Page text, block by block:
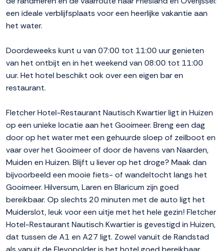
een ideale verblijfsplaats voor een heerlijke vakantie aan
het water.
Doordeweeks kunt u van 07:00 tot 11:00 uur genieten
van het ontbijt en in het weekend van 08:00 tot 11:00
uur. Het hotel beschikt ook over een eigen bar en
restaurant.
Fletcher Hotel-Restaurant Nautisch Kwartier ligt in Huizen
op een unieke locatie aan het Gooimeer. Breng een dag
door op het water met een gehuurde sloep of zeilboot en
vaar over het Gooimeer of door de havens van Naarden,
Muiden en Huizen. Blijft u liever op het droge? Maak dan
bijvoorbeeld een mooie fiets- of wandeltocht langs het
Gooimeer. Hilversum, Laren en Blaricum zijn goed
bereikbaar. Op slechts 20 minuten met de auto ligt het
Muiderslot, leuk voor een uitje met het hele gezin! Fletcher
Hotel-Restaurant Nautisch Kwartier is gevestigd in Huizen,
dat tussen de A1 en A27 ligt. Zowel vanuit de Randstad